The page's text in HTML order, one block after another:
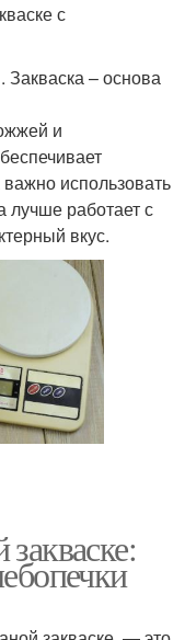
с
– основа
и
использовать
лучше работает с
вкус.